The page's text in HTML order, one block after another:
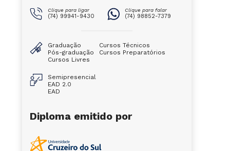
Clique para ligar
(74) 99941-9430
Clique para falar
(74) 98852-7379
Graduação
Pós-graduação
Cursos Livres
Cursos Técnicos
Cursos Preparatórios
Semipresencial
EAD 2.0
EAD
Diploma emitido por